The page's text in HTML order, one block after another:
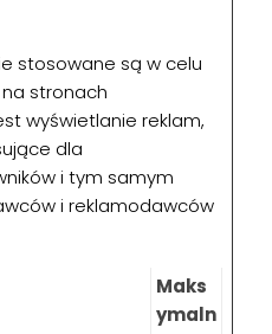
stosowane są w celu
stronach
wyświetlanie reklam,
dla
i tym samym
i reklamodawców
Maks
ymaln